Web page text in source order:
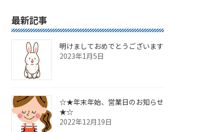
最新記事
明けましておめでとうございます
2023年1月5日
☆★年末年始、営業日のお知らせ
★☆
2022年12月19日